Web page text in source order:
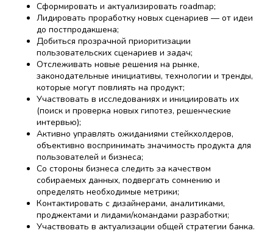
Сформировать и актуализировать roadmap;
Лидировать проработку новых сценариев — от идеи
до постпродакшена;
Добиться прозрачной приоритизации
пользовательских сценариев и задач;
Отслеживать новые решения на рынке,
законодательные инициативы, технологии и тренды,
которые могут повлиять на продукт;
Участвовать в исследованиях и инициировать их
(поиск и проверка новых гипотез, решенческие
интервью);
Активно управлять ожиданиями стейкхолдеров,
объективно воспринимать значимость продукта для
пользователей и бизнеса;
Со стороны бизнеса следить за качеством
собираемых данных, подвергать сомнению и
определять необходимые метрики;
Контактировать с дизайнерами, аналитиками,
проджектами и лидами/командами разработки;
Участвовать в актуализации общей стратегии банка.